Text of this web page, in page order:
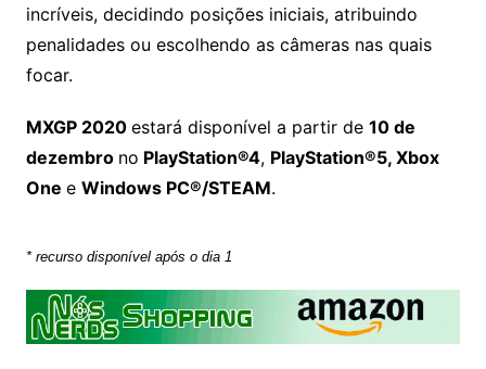
incríveis, decidindo posições iniciais, atribuindo
penalidades ou escolhendo as câmeras nas quais
focar.
MXGP 2020 estará disponível a partir de 10de
dezembro no PlayStation®4, PlayStation®5, Xbox
One e Windows PC®/STEAM.
* recurso disponível após o dia 1